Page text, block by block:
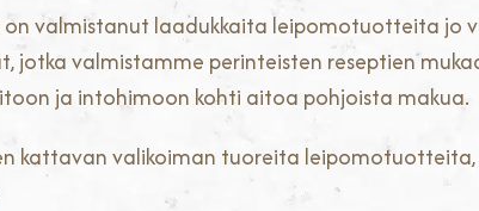
on valmistanut laadukkaita leipomotuotteita jo
jotka valmistamme perinteisten reseptien
ja intohimoon kohti aitoa pohjoista makua.
kattavan valikoiman tuoreita